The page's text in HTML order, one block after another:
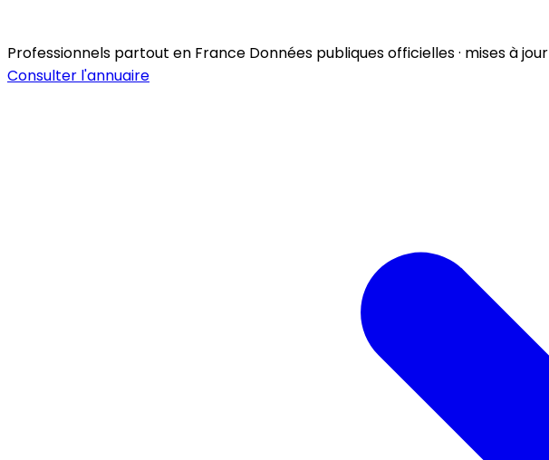
Professionnels partout en France Données publiques officielles · mises à jour
Consulter l'annuaire